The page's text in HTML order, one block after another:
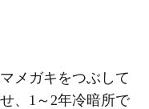
メガキをつぶして
、1～2年冷暗所で